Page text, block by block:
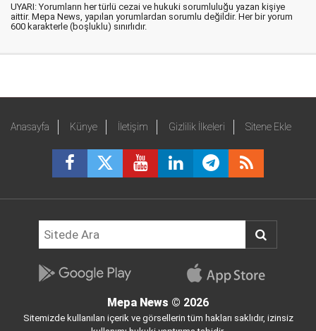
UYARI: Yorumların her türlü cezai ve hukuki sorumluluğu yazan kişiye
aittir. Mepa News, yapılan yorumlardan sorumlu değildir. Her bir yorum
600 karakterle (boşluklu) sınırlıdır.
Anasayfa Künye İletişim Gizlilik İlkeleri Sitene Ekle
Mepa News © 2026
Sitemizde kullanılan içerik ve görsellerin tüm hakları saklıdır, izinsiz